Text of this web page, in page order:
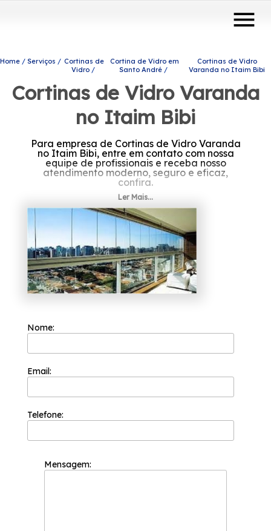
menu
Home Serviços
Cortinas de
Vidro
Cortina de Vidro em
Santo André
Cortinas de Vidro
Varanda no Itaim Bibi
Cortinas de Vidro Varanda
no Itaim Bibi
Para empresa de Cortinas de Vidro Varanda
no Itaim Bibi, entre em contato com nossa
equipe de profissionais e receba nosso
atendimento moderno, seguro e eficaz,
confira.
Se está buscando por Cortinas de Vidro
Varanda no Itaim Bibi, A Protavi Vidros atua
no ramo de engenharia de vidros e oferece
para seus clientes produtos e serviços como o
de portas de vidro, box para banheiros e
envidraçamento de sacadas. Estamos à sua
disposição para esclarecer dúvidas e dar o
suporte necessário, fale conosco.
Ler Mais...
Nome:
Email:
Telefone:
Mensagem: